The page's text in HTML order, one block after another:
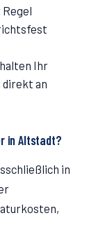
Regel
Ihr
direkt an
inAltstadt?
in